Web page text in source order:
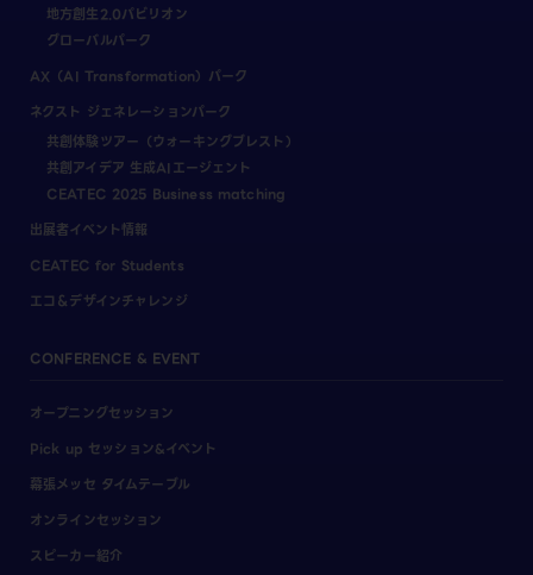
地方創生2.0パビリオン
グローバルパーク
AX（AI Transformation）パーク
ネクスト ジェネレーションパーク
共創体験ツアー（ウォーキングブレスト）
共創アイデア 生成AIエージェント
CEATEC 2025 Business matching
出展者イベント情報
CEATEC for Students
エコ＆デザインチャレンジ
CONFERENCE & EVENT
オープニングセッション
Pick up セッション&イベント
幕張メッセ タイムテーブル
オンラインセッション
スピーカー紹介